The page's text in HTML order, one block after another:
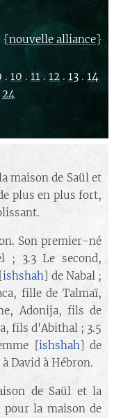
{nouvelle alliance}
. 10 . 11 . 12 . 13 . 14
24
maison de Saül et
plus en plus fort,
Son premier-né
; 3.3 Le second,
ishshah] de Nabal ;
fille de Talmaï,
Adonija, fils de
fils d'Abithal ; 3.5
[ishshah] de
David à Hébron.
de Saül et la
la maison de